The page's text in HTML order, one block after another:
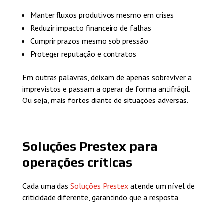
Manter fluxos produtivos mesmo em crises
Reduzir impacto financeiro de falhas
Cumprir prazos mesmo sob pressão
Proteger reputação e contratos
Em outras palavras, deixam de apenas sobreviver a
imprevistos e passam a operar de forma antifrágil.
Ou seja, mais fortes diante de situações adversas.
Soluções Prestex para
operações críticas
Cada uma das Soluções Prestex atende um nível de
criticidade diferente, garantindo que a resposta